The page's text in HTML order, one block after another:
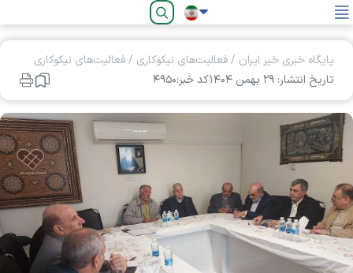
فارسی
پایگاه خبری خیر ایران /فعالیت‌های نیکوکاری /فعالیت‌های نیکوکاری
تاریخ انتشار: ۲۹ بهمن ۱۴۰۴
کد خبر:۴۹۵۰